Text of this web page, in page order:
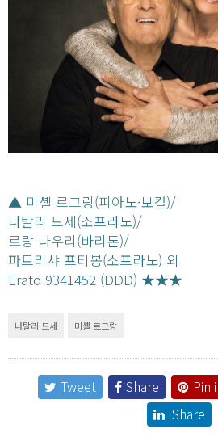
▲ 미셸 르그랑(피아노·보컬)/
나탈리 드세(소프라노)/
로랑 나우리(바리톤)/
파트리샤 프티봉(소프라노) 외
Erato 9341452 (DDD) ★★★
나탈리 드세 미셸 르그랑
Tweet Share Pin
Share